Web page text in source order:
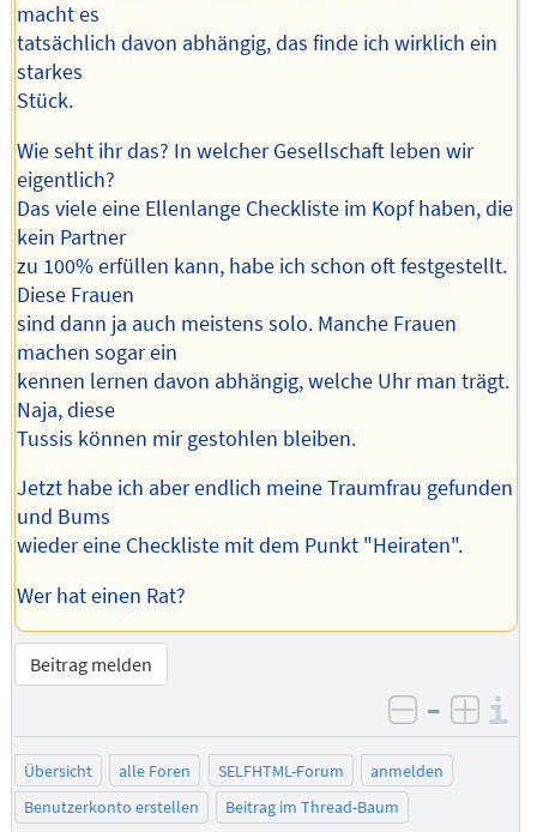
macht es
tatsächlich davon abhängig, das finde ich wirklich ein
starkes
Stück.
Wie seht ihr das? In welcher Gesellschaft leben wir
eigentlich?
Das viele eine Ellenlange Checkliste im Kopf haben, die
kein Partner
zu 100% erfüllen kann, habe ich schon oft festgestellt.
Diese Frauen
sind dann ja auch meistens solo. Manche Frauen
machen sogar ein
kennen lernen davon abhängig, welche Uhr man trägt.
Naja, diese
Tussis können mir gestohlen bleiben.
Jetzt habe ich aber endlich meine Traumfrau gefunden
und Bums
wieder eine Checkliste mit dem Punkt "Heiraten".
Wer hat einen Rat?
Beitrag melden
negativ
–
Übersicht alle Foren SELFHTML-Forum
anmelden
Benutzerkonto erstellen
Beitrag im Thread-Baum